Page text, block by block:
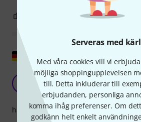
Serveras med
Med våra cookies vill vi
möjliga shoppingupplevelsen
till. Detta inkluderar till
erbjudanden, personliga
komma ihåg preferenser. Om
godkänn helt enkelt
ANMÄL RECENSION
Den gör vad den ska!
Matthias_H
hantverkskvalitet